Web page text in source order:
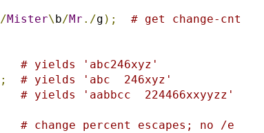
/Mister\ b/Mr ./g ); # get change-cnt
# yields 'abc246xyz'
;
# yields 'abc  246xyz'
# yields 'aabbcc  224466xxyyzz'
# change percent escapes; no /e